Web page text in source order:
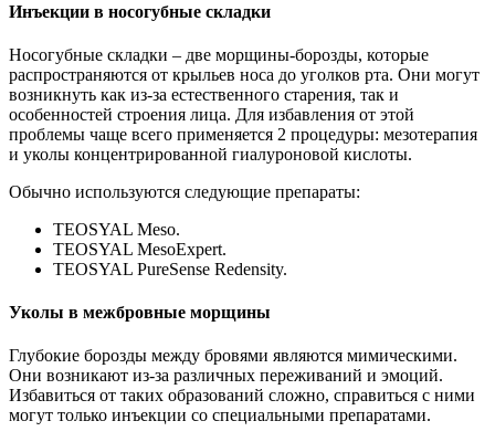
Инъекции в носогубные складки
Носогубные складки – две морщины-борозды, которые
распространяются от крыльев носа до уголков рта. Они могут
возникнуть как из-за естественного старения, так и
особенностей строения лица. Для избавления от этой
проблемы чаще всего применяется 2 процедуры: мезотерапия
и уколы концентрированной гиалуроновой кислоты.
Обычно используются следующие препараты:
TEOSYAL Meso.
TEOSYAL MesoExpert.
TEOSYAL PureSense Redensity.
Уколы в межбровные морщины
Глубокие борозды между бровями являются мимическими.
Они возникают из-за различных переживаний и эмоций.
Избавиться от таких образований сложно, справиться с ними
могут только инъекции со специальными препаратами.